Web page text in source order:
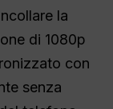
la
di 1080p
con
senza